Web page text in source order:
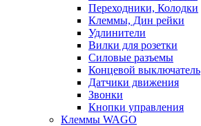
Переходники, Колодки
Клеммы, Дин рейки
Удлинители
Вилки для розетки
Силовые разъемы
Концевой выключатель
Датчики движения
Звонки
Кнопки управления
Клеммы WAGO